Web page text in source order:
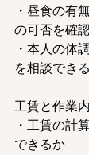
・昼食の有
の可否を確
・本人の体
を相談でき
工賃と作業
・工賃の計
できるか